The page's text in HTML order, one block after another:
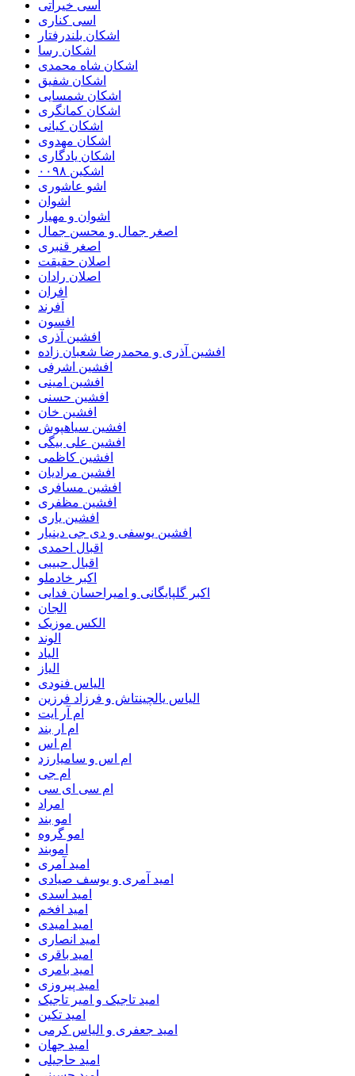
اسی خیراتی
اسی کناری
اشکان بلندرفتار
اشکان رسا
اشکان شاه محمدی
اشکان شفیق
اشکان شمسایی
اشکان‌ کمانگری
اشکان کیانی
اشکان مهدوی
اشکان یادگاری
اشکین ۰۰۹۸
اشو عاشوری
اشوان
اشوان و مهیار
اصغر جمال و محسن جمال
اصغر قنبری
اصلان حقیقت
اصلان رادان
افران
اَفرند
افسون
افشین آذری
افشین آذری و محمدرضا شعبان زاده
افشین اشرفی
افشین امینی
افشین حسنی
افشین خان
افشین سیاهپوش
افشین علی بیگی
افشین کاظمی
افشین مرادیان
افشین مسافری
افشین مظفری
افشین یاری
افشین یوسفی و دی جی دینیار
اقبال احمدی
اقبال حبیبی
اکبر خادملو
اکبر گلپایگانی و امیراحسان فدایی
الجان
الکس موزیک
الوند
الیاد
الیاز
الیاس فنودی
الیاس یالچینتاش و فرزاد فرزین
ام آر ایت
ام‌ ار بند
ام اس
ام اس و سامیارزد
ام جی
ام سی ای سی
امراد
امو بند
امو گروه
اموبند
امید آمری
امید آمری و یوسف صیادی
امید اسدی
امید افخم
امید امیدی
امید انصاری
امید باقری
امید بامری
امید پیروزی
امید تاجیک و امیر تاجیک
امید تکین
امید جعفری و الیاس کرمی
امید جهان
امید حاجیلی